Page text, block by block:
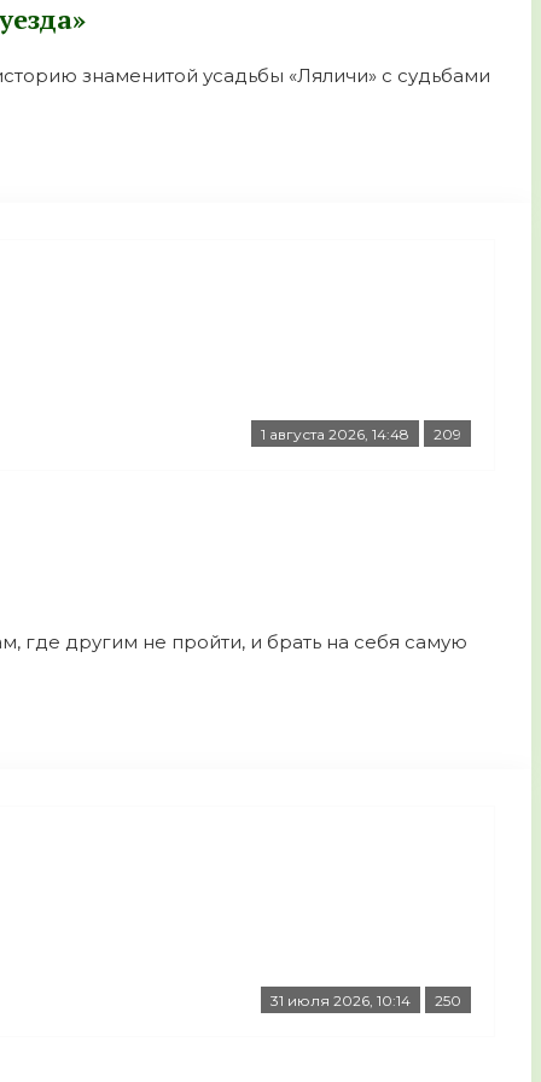
знаменитой усадьбы «Ляличи» с судьбами
1 августа 2026, 14:48 209
где другим не пройти, и брать на себя самую
31 июля 2026, 10:14 250